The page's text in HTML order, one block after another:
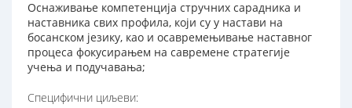
Оснаживање компетенција стручних сарадника и
наставника свих профила, који су у настави на
босанском језику, као и осавремењивање наставног
процеса фокусирањем на савремене стратегије
учења и подучавања;
Специфични циљеви: